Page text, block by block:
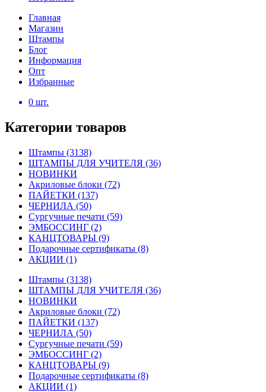
Главная
Магазин
Штампы
Блог
Информация
Опт
Избранные
0 шт.
Категории товаров
Штампы (3138)
ШТАМПЫ ДЛЯ УЧИТЕЛЯ (36)
НОВИНКИ
Акриловые блоки (72)
ПАЙЕТКИ (137)
ЧЕРНИЛА (50)
Сургучные печати (59)
ЭМБОССИНГ (2)
КАНЦТОВАРЫ (9)
Подарочные сертификаты (8)
АКЦИИ (1)
Штампы (3138)
ШТАМПЫ ДЛЯ УЧИТЕЛЯ (36)
НОВИНКИ
Акриловые блоки (72)
ПАЙЕТКИ (137)
ЧЕРНИЛА (50)
Сургучные печати (59)
ЭМБОССИНГ (2)
КАНЦТОВАРЫ (9)
Подарочные сертификаты (8)
АКЦИИ (1)